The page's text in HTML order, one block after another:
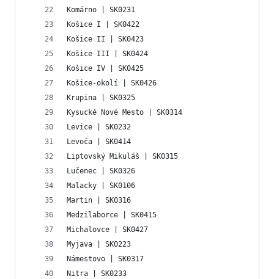
Komárno | SK0231
Košice I | SK0422
Košice II | SK0423
Košice III | SK0424
Košice IV | SK0425
Košice-okolí | SK0426
Krupina | SK0325
Kysucké Nové Mesto | SK0314
Levice | SK0232
Levoča | SK0414
Liptovský Mikuláš | SK0315
Lučenec | SK0326
Malacky | SK0106
Martin | SK0316
Medzilaborce | SK0415
Michalovce | SK0427
Myjava | SK0223
Námestovo | SK0317
Nitra | SK0233